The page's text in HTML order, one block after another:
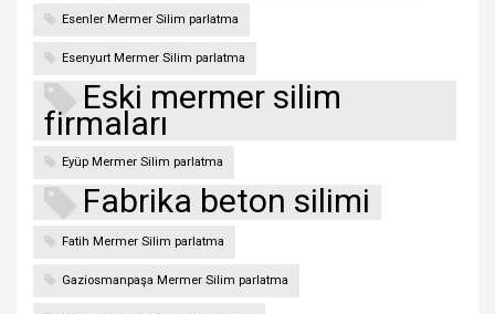
Esenler Mermer Silim parlatma
Esenyurt Mermer Silim parlatma
Eski mermer silim
firmaları
Eyüp Mermer Silim parlatma
Fabrika beton silimi
Fatih Mermer Silim parlatma
Gaziosmanpaşa Mermer Silim parlatma